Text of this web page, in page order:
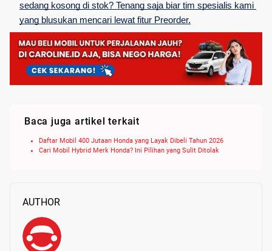
sedang kosong di stok? Tenang saja biar tim spesialis kami
yang blusukan mencari lewat fitur Preorder.
Baca juga artikel terkait
Daftar Mobil 400 Jutaan Honda yang Layak Dibeli Tahun 2026
Cari Mobil Hybrid Merk Honda? Ini Pilihan yang Sulit Ditolak
AUTHOR